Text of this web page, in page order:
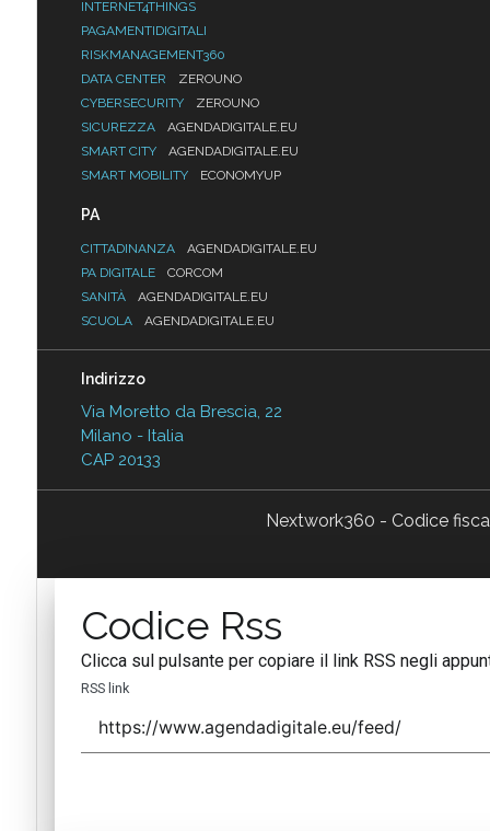
INTERNET4THINGS
PAGAMENTIDIGITALI
RISKMANAGEMENT360
DATA CENTER
ZEROUNO
CYBERSECURITY
ZEROUNO
SICUREZZA
AGENDADIGITALE.EU
SMART CITY
AGENDADIGITALE.EU
SMART MOBILITY
ECONOMYUP
PA
CITTADINANZA
AGENDADIGITALE.EU
PA DIGITALE
CORCOM
SANITÀ
AGENDADIGITALE.EU
SCUOLA
AGENDADIGITALE.EU
Indirizzo
Via Moretto da Brescia, 22
Milano - Italia
CAP 20133
Nextwork360 - Codice
Codice Rss
Clicca sul pulsante per copiare il link RSS negli
RSS link